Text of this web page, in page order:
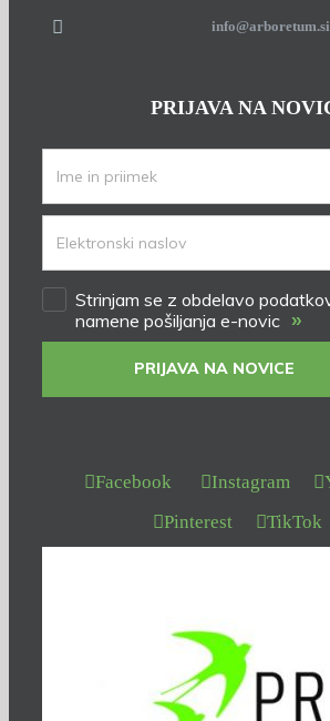
info@arboretum.si
PRIJAVA NA
Strinjam se z obdelavo
namene pošiljanja e-novic »
PRIJAVA NA NOVICE
Facebook Instagram
Pinterest
TikTok